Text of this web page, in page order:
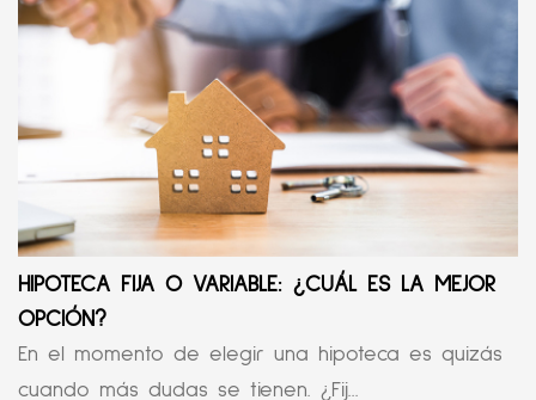
HIPOTECA FIJA O VARIABLE: ¿CUÁL ES LA MEJOR
OPCIÓN?
En el momento de elegir una hipoteca es quizás
cuando más dudas se tienen. ¿Fij...